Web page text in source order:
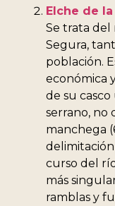
Elche de la
Se trata del
Segura,
población.
económica
de su
serrano, no
manchega
curso del
más
ramblas y